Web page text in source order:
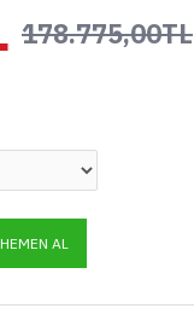
178.775,00TL
HEMEN AL